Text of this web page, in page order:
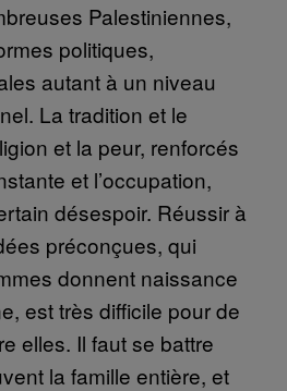
Palestiniennes,
politiques,
autant à un niveau
La tradition et le
et la peur, renforcés
et l’occupation,
désespoir. Réussir à
préconçues, qui
donnent naissance
est très difficile pour de
elles. Il faut se battre
la famille entière, et